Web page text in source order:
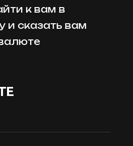
к вам в
и сказать вам